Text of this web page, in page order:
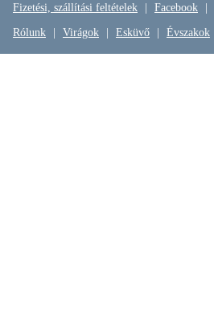
Fizetési, szállítási feltételek
Facebook
Rólunk Virágok Esküvő Évszakok